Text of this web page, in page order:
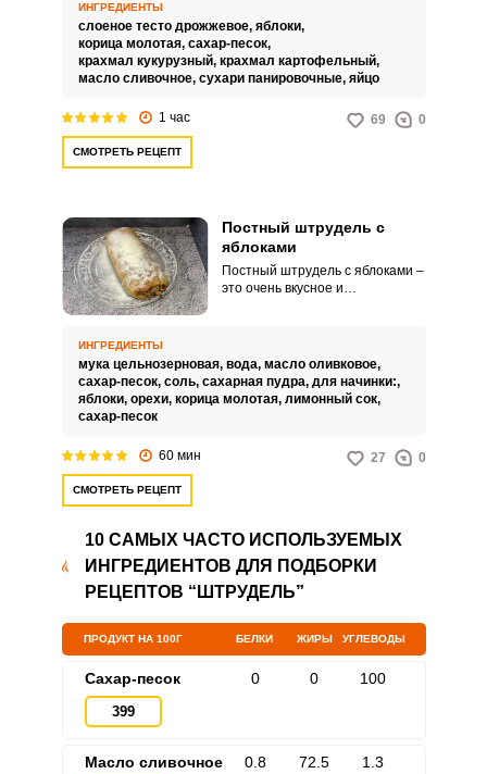
несложным кулинарным
процессом. Для приготовления
воспользуйтесь нашим
пошаговым рецептом с
ИНГРЕДИЕНТЫ
слоеное тесто дрожжевое, яблоки,
корица молотая, сахар-песок,
крахмал кукурузный, крахмал картофельный,
масло сливочное, сухари панировочные, яйцо
1 час 69 0
СМОТРЕТЬ РЕЦЕПТ
Постный штрудель с
яблоками
Постный штрудель с яблоками –
это очень вкусное и
подойдет для постного меню и
тех, кто не ест продукты
животного происхождения.
ИНГРЕДИЕНТЫ
мука цельнозерновая, вода, масло оливковое,
сахар-песок, соль, сахарная пудра, для начинки:,
яблоки, орехи, корица молотая, лимонный сок,
сахар-песок
60 мин 27 0
СМОТРЕТЬ РЕЦЕПТ
10 САМЫХ ЧАСТО ИСПОЛЬЗУЕМЫХ
ИНГРЕДИЕНТОВ ДЛЯ ПОДБОРКИ
РЕЦЕПТОВ “ШТРУДЕЛЬ”
ПРОДУКТ НА 100Г БЕЛКИ ЖИРЫ УГЛЕВОДЫ
Сахар-песок
399
0 0 100
Масло сливочное 0.8 72.5 1.3